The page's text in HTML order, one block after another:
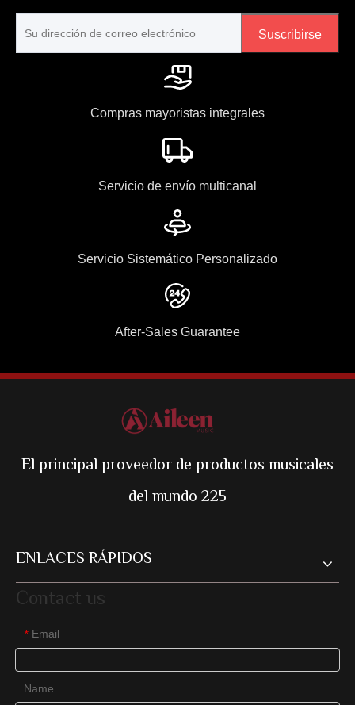
Suscribirse
Compras mayoristas integrales
Servicio de envío multicanal
Servicio Sistemático Personalizado
After-Sales Guarantee
El principal proveedor de productos musicales
del mundo 225
ENLACES RÁPIDOS
Contact us
* Email
Name